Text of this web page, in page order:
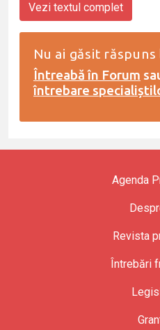
Vezi textul complet
Nu ai găsit
Întreabă în Forum
întrebare
Agenda
Revista
Întrebări